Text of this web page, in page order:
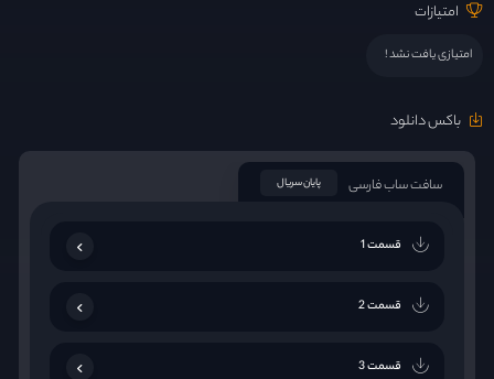
امتیازات
امتیازی یافت نشد !
باکس دانلود
سافت ساب فارسی پایان سریال
قسمت 1
قسمت 2
قسمت 3